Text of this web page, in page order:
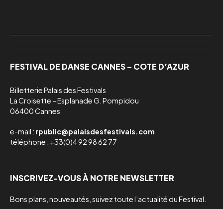
FESTIVAL DE DANSE CANNES – COTE D’AZUR
Billetterie Palais des Festivals
La Croisette – Esplanade G. Pompidou
06400 Cannes
e-mail : rpublic@palaisdesfestivals.com
téléphone : +33(0)4 92 98 62 77
INSCRIVEZ-VOUS À NOTRE NEWSLETTER
Bons plans, nouveautés, suivez toute l’actualité du Festival.